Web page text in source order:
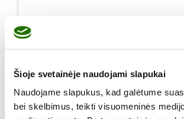
Šioje svetainėje naudojami slapukai
Naudojame slapukus, kad galėtume
bei skelbimus, teikti visuomeninės